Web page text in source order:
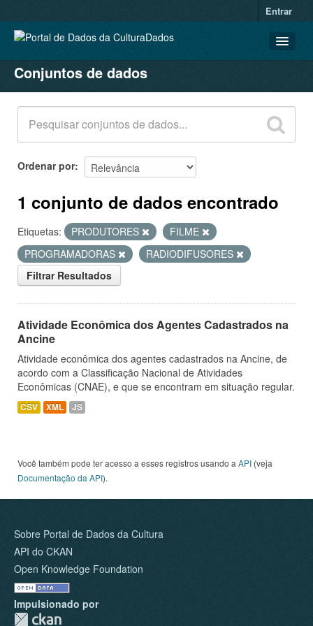
Entrar
CONJUNTOS DE DADOS
ORGANIZAÇÕES
GRUPOS
SOBRE
Conjuntos de dados
Ordenar por
1 conjunto de dados encontrado
Etiquetas: PRODUTORES
FILME
PROGRAMADORAS
RADIODIFUSORES
Filtrar Resultados
Atividade Econômica dos Agentes Cadastrados na
Ancine
Atividade econômica dos agentes cadastrados na Ancine, de
acordo com a Classificação Nacional de Atividades
Econômicas (CNAE), e que se encontram em situação regular.
CSV XML JS
Você também pode ter acesso a esses registros usando a API (veja
Documentação da API).
Sobre Portal de Dados da Cultura
API do CKAN
Open Knowledge Foundation
Impulsionado por